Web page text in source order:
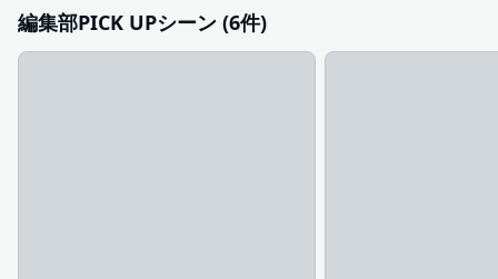
編集部PICK UPシーン (6件)